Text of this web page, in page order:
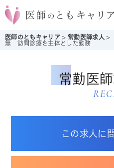
医師のともキャリア >常勤医師求人 >
無 訪問診療を主体とした勤務
常勤医
この求人に